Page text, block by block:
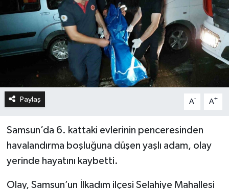
Paylaş A- A+
Samsun’da 6. kattaki evlerinin penceresinden
havalandırma boşluğuna düşen yaşlı adam, olay
yerinde hayatını kaybetti.
Olay, Samsun’un İlkadım ilçesi Selahiye Mahallesi